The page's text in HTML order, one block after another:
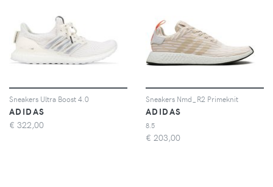
Sneakers Ultra Boost 4.0
ADIDAS
€ 322,00
Sneakers Nmd_R2 Primeknit
ADIDAS
8.5
€ 203,00